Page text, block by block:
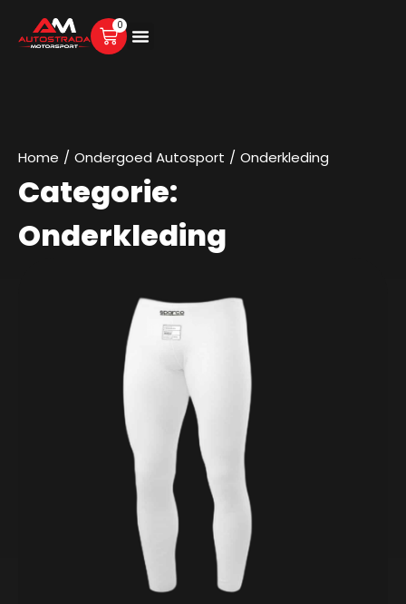
0
Home / Ondergoed Autosport / Onderkleding
Categorie:
Onderkleding